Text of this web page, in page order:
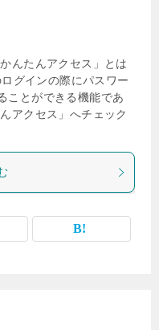
んたんアクセス」とは
グインの際にパスワー
ことができる機能であ
アクセス」へチェック